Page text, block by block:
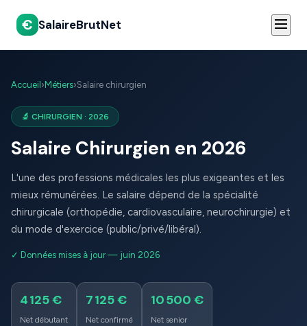
€ SalaireBrutNet
Accueil › Métiers›Salaire chirurgien
🔬 CHIRURGIEN · 2026
Salaire Chirurgien en 2026
L'une des professions médicales les plus exigeantes et les
mieux rémunérées. Le salaire dépend de la spécialité
chirurgicale (orthopédie, cardiovasculaire, neurochirurgie) et
du mode d'exercice (public/privé/libéral).
✓ Données mises à jour — juin 2026
4 125 €
Net débutant
7 125 €
Net confirmé
10 500 €
Net senior